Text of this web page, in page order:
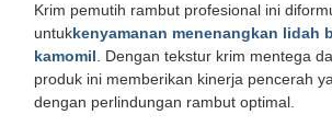
Krim pemutih rambut profesional ini
untukkenyamanan menenangkan lidah
kamomil . Dengan tekstur krim mentega
produk ini memberikan kinerja pencerah
dengan perlindungan rambut optimal.